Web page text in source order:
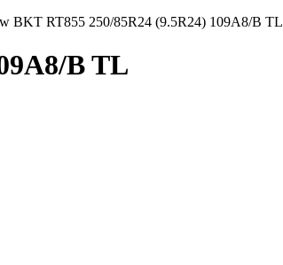
BKT RT855 250/85R24 (9.5R24) 109A8/B TL
B TL